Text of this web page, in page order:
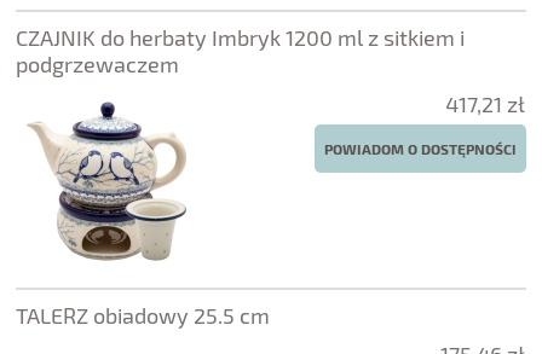
CZAJNIK do herbaty Imbryk 1200 ml z sitkiem i
podgrzewaczem
417,21 zł
POWIADOM O DOSTĘPNOŚCI
TALERZ obiadowy 25.5 cm